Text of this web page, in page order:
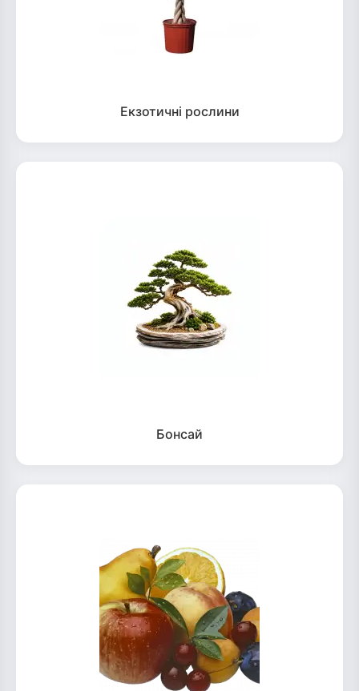
Екзотичні рослини
Бонсай